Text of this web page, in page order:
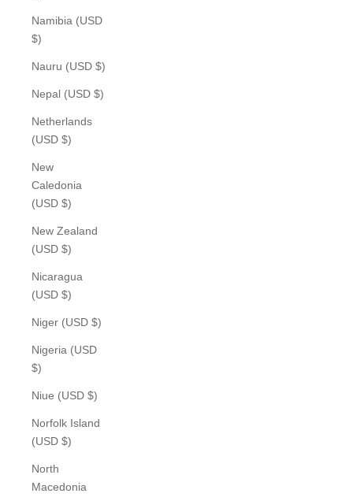
Namibia (USD
$)
Nauru (USD $)
Nepal (USD $)
Netherlands
(USD $)
New
Caledonia
(USD $)
New Zealand
(USD $)
Nicaragua
(USD $)
Niger (USD $)
Nigeria (USD
$)
Niue (USD $)
Norfolk Island
(USD $)
North
Macedonia